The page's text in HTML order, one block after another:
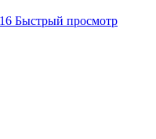
Быстрый просмотр